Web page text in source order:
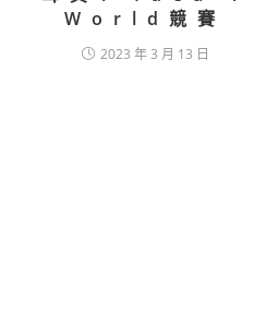
World競賽
2023 年 3 月 13 日